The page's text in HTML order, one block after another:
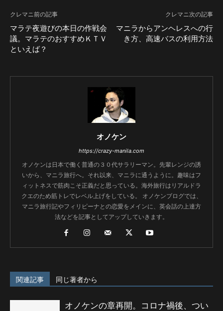
クレマニ前の記事
マラテ夜遊びの本日の作戦会
議。マラテのおすすめＫＴＶ
といえば？
クレマニ次の記事
マニラからアンヘレスへの行
き方、高速バスの利用方法
オノケン
https://crazy-manila.com
オノケンは日本で働く普通の３０代サラリーマン。先輩レンジの誘
いから、マニラ旅行へ。それ以来、マニラに通うように。趣味はフ
ィットネスで筋肉こそ正義だと思っている。海外旅行はリアルドラ
クエのため筋トレでレベル上げをしている。 オノケンブログでは、
マニラ旅行記やフィリピーナとの恋愛をメインに、英会話の上達方
法などを記事としてアップしていきます。
関連記事 同じ著者から
オノケンの章再開。コロナ禍後、つい